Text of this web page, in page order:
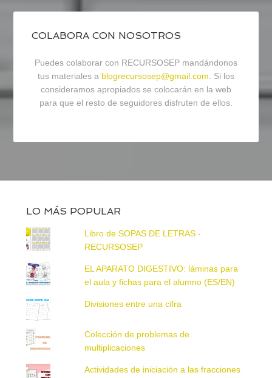
COLABORA CON NOSOTROS
Puedes colaborar con RECURSOSEP mandándonos
tus materiales a blogrecursosep@gmail.com. Si los
consideramos apropiados se colocarán en la web
para que el resto de seguidores disfruten de ellos.
LO MÁS POPULAR
Libro de SOPAS DE LETRAS -
RECURSOSEP
EL APARATO DIGESTIVO: láminas para
el aula y fichas para el alumno (ES/EN)
Divisiones entre una cifra
Colección de problemas de
multiplicaciones
Actividades de iniciación a las fracciones